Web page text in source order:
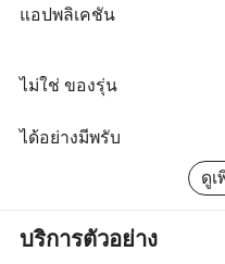
แอปพลิเคชัน
ไม่ใช่ ของรุ่น
ได้อย่างมีพรับ
ดูเ
บริการตัวอย่าง